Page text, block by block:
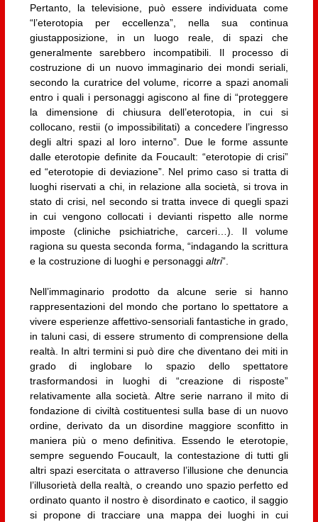
Pertanto, la televisione, può essere individuata come
“l’eterotopia per eccellenza”, nella sua continua
giustapposizione, in un luogo reale, di spazi che
generalmente sarebbero incompatibili. Il processo di
costruzione di un nuovo immaginario dei mondi seriali,
secondo la curatrice del volume, ricorre a spazi anomali
entro i quali i personaggi agiscono al fine di “proteggere
la dimensione di chiusura dell’eterotopia, in cui si
collocano, restii (o impossibilitati) a concedere l’ingresso
degli altri spazi al loro interno”. Due le forme assunte
dalle eterotopie definite da Foucault: “eterotopie di crisi”
ed “eterotopie di deviazione”. Nel primo caso si tratta di
luoghi riservati a chi, in relazione alla società, si trova in
stato di crisi, nel secondo si tratta invece di quegli spazi
in cui vengono collocati i devianti rispetto alle norme
imposte (cliniche psichiatriche, carceri…). Il volume
ragiona su questa seconda forma, “indagando la scrittura
e la costruzione di luoghi e personaggi altri”.
Nell’immaginario prodotto da alcune serie si hanno
rappresentazioni del mondo che portano lo spettatore a
vivere esperienze affettivo-sensoriali fantastiche in grado,
in taluni casi, di essere strumento di comprensione della
realtà. In altri termini si può dire che diventano dei miti in
grado di inglobare lo spazio dello spettatore
trasformandosi in luoghi di “creazione di risposte”
relativamente alla società. Altre serie narrano il mito di
fondazione di civiltà costituentesi sulla base di un nuovo
ordine, derivato da un disordine maggiore sconfitto in
maniera più o meno definitiva. Essendo le eterotopie,
sempre seguendo Foucault, la contestazione di tutti gli
altri spazi esercitata o attraverso l’illusione che denuncia
l’illusorietà della realtà, o creando uno spazio perfetto ed
ordinato quanto il nostro è disordinato e caotico, il saggio
si propone di tracciare una mappa dei luoghi in cui